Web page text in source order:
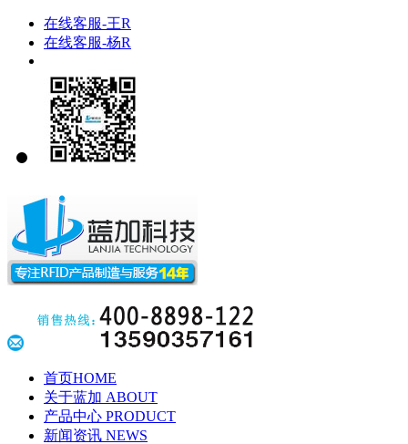
在线客服-王R
在线客服-杨R
首页HOME
关于蓝加 ABOUT
产品中心 PRODUCT
新闻资讯 NEWS